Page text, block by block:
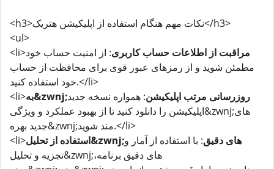
<h3>نکات مهم هنگام استفاده از اپلیکیشن هتریک</h3>
<ul>
<li>
مراقبت از اطلاعات حساب کاربری: از امنیت حساب خود
مطمئن شوید و از رمزهای عبور قوی برای محافظت از حساب
خود استفاده کنید.</li>
<li>
به&zwnj;روزرسانی مرتب اپلیکیشن: همواره نسخه جدید
اپلیکیشن را دانلود کنید تا از بهبود عملکرد و ویژگی&zwnj;های
جدید بهره&zwnj;مند شوید.</li>
<li>
استفاده از تحلیل&zwnj;های دقیق: با استفاده از آمار و
تجزیه و تحلیل&zwnj;های دقیق برنامه،